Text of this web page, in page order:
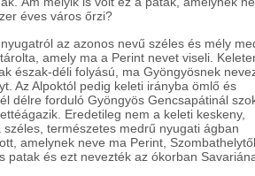
éves város őrzi?
az azonos nevű széles és mély
amely ma a Perint nevet viseli.
észak-déli folyású, ma Gyöngyösnek
Az Alpoktól pedig keleti irányba ömlő és
délre forduló Gyöngyös Gencsapátinál
Eredetileg nem a keleti keskeny,
széles, természetes medrű nyugati ágban
amelynek neve ma Perint,
patak és ezt nevezték az ókorban